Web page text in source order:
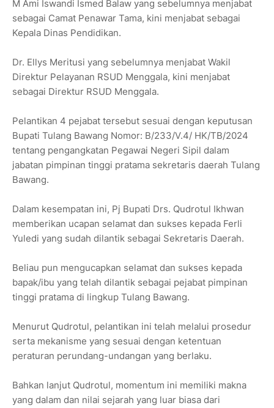
M Ami Iswandi Ismed Balaw yang sebelumnya menjabat
sebagai Camat Penawar Tama, kini menjabat sebagai
Kepala Dinas Pendidikan.
Dr. Ellys Meritusi yang sebelumnya menjabat Wakil
Direktur Pelayanan RSUD Menggala, kini menjabat
sebagai Direktur RSUD Menggala.
Pelantikan 4 pejabat tersebut sesuai dengan keputusan
Bupati Tulang Bawang Nomor: B/233/V.4/ HK/TB/2024
tentang pengangkatan Pegawai Negeri Sipil dalam
jabatan pimpinan tinggi pratama sekretaris daerah Tulang
Bawang.
Dalam kesempatan ini, Pj Bupati Drs. Qudrotul Ikhwan
memberikan ucapan selamat dan sukses kepada Ferli
Yuledi yang sudah dilantik sebagai Sekretaris Daerah.
Beliau pun mengucapkan selamat dan sukses kepada
bapak/ibu yang telah dilantik sebagai pejabat pimpinan
tinggi pratama di lingkup Tulang Bawang.
Menurut Qudrotul, pelantikan ini telah melalui prosedur
serta mekanisme yang sesuai dengan ketentuan
peraturan perundang-undangan yang berlaku.
Bahkan lanjut Qudrotul, momentum ini memiliki makna
yang dalam dan nilai sejarah yang luar biasa dari